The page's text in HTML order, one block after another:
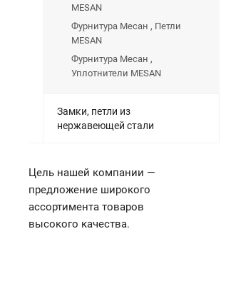
MESAN
Фурнитура Месан , Петли
MESAN
Фурнитура Месан ,
Уплотнители MESAN
Замки, петли из
нержавеющей стали
Цель нашей компании —
предложение широкого
ассортимента товаров
высокого качества.